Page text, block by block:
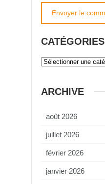
CATÉGORIES
ARCHIVE
août 2026
juillet 2026
février 2026
janvier 2026